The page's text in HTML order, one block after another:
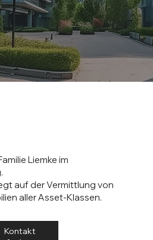
Kontakt
Liemke im
auf der Vermittlung von
aller Asset-Klassen.